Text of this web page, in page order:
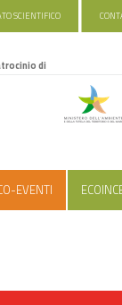
SCIENTIFICO
di
EVENTI